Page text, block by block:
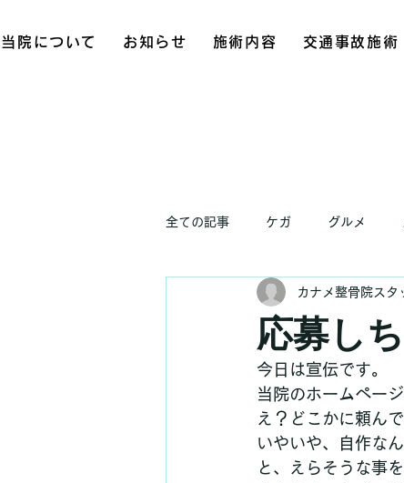
当院について お知らせ 施術内容 交通事故施術
全ての記事 ケガ グルメ
応募し
カナメ整骨院スタ
今日は宣伝です。
当院のホームペー
え？どこかに頼ん
いやいや、自作な
と、えらそうな事